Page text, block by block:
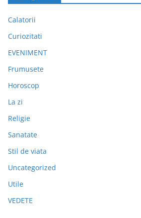
Calatorii
Curiozitati
EVENIMENT
Frumusete
Horoscop
La zi
Religie
Sanatate
Stil de viata
Uncategorized
Utile
VEDETE